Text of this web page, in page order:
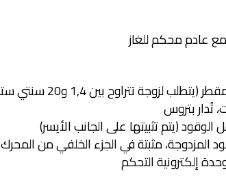
عادم محكم للغاز
لزوجة تتراوح بين 1,4 و20 سنتي ستوك عند 38 درجة مئوية)
تُدار بتروس
(يتم تثبيتها على الجانب الأيسر)
المزدوجة، مثبتة في الجزء الخلفي من المحرك
إلكترونية التحكم